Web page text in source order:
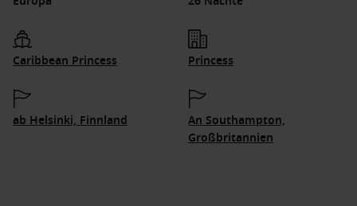
Caribbean Princess Princess
ab Helsinki, Finnland
An Southampton,
Großbritannien